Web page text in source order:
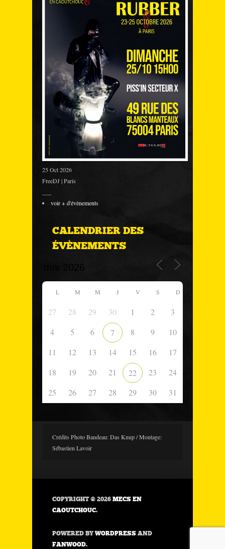
25 Oct 2026
FreeDJ | Paris
voir + d'évènements
CALENDRIER DES
ÉVÈNEMENTS
L M M J V S D
27 28 29 30 1 2
3
4
5 6 7 8 9
10
11
12 13 14 15 16
17
18
19 20 21 22 23
24
25
26 27 28 29 30 31
Crédits Photo Bandeau: Das Knup / Montage:
Sébastien Lavoir
COPYRIGHT © 2026 MECS EN
CAOUTCHOUC.
POWERED BYWORDPRESS AND
FANWOOD.